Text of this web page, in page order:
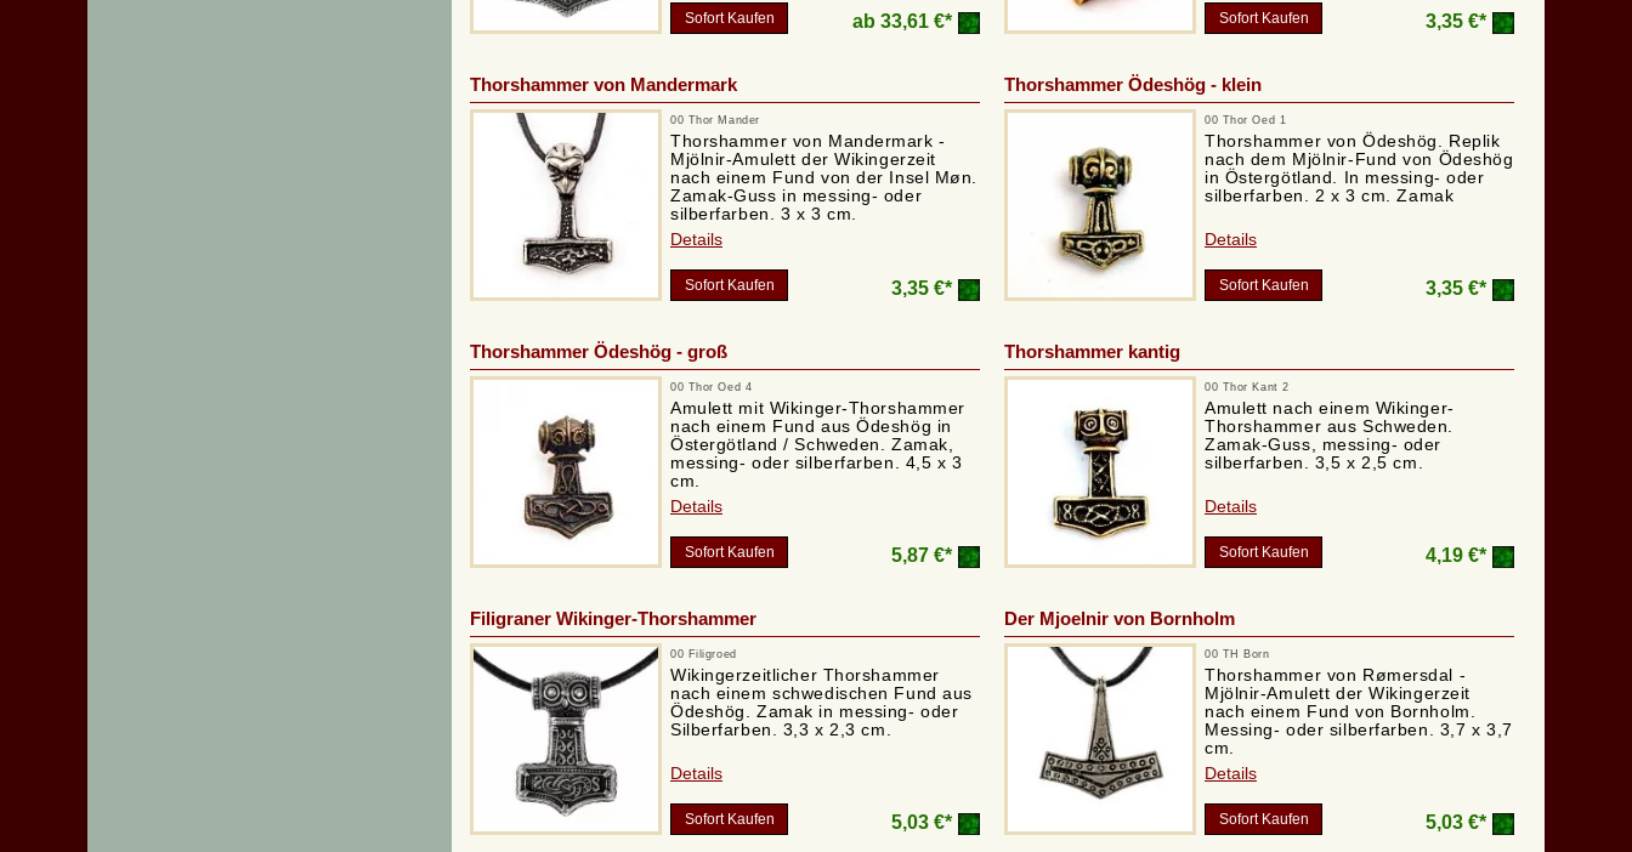
Sofort Kaufen ab 33,61 €* Sofort Kaufen 3,35 €*
Thorshammer von Mandermark
00 Thor Mander
Thorshammer von Mandermark -
Mjölnir-Amulett der Wikingerzeit
nach einem Fund von der Insel Møn.
Zamak-Guss in messing- oder
silberfarben. 3 x 3 cm.
Details
Sofort Kaufen 3,35 €*
Thorshammer Ödeshög - klein
00 Thor Oed 1
Thorshammer von Ödeshög. Replik
nach dem Mjölnir-Fund von Ödeshög
in Östergötland. In messing- oder
silberfarben. 2 x 3 cm. Zamak
Details
Sofort Kaufen 3,35 €*
Thorshammer Ödeshög - groß
00 Thor Oed 4
Amulett mit Wikinger-Thorshammer
nach einem Fund aus Ödeshög in
Östergötland / Schweden. Zamak,
messing- oder silberfarben. 4,5 x 3
cm.
Details
Sofort Kaufen 5,87 €*
Thorshammer kantig
00 Thor Kant 2
Amulett nach einem Wikinger-
Thorshammer aus Schweden.
Zamak-Guss, messing- oder
silberfarben. 3,5 x 2,5 cm.
Details
Sofort Kaufen 4,19 €*
Filigraner Wikinger-Thorshammer
00 Filigroed
Wikingerzeitlicher Thorshammer
nach einem schwedischen Fund aus
Ödeshög. Zamak in messing- oder
Silberfarben. 3,3 x 2,3 cm.
Details
Sofort Kaufen 5,03 €*
Der Mjoelnir von Bornholm
00 TH Born
Thorshammer von Rømersdal -
Mjölnir-Amulett der Wikingerzeit
nach einem Fund von Bornholm.
Messing- oder silberfarben. 3,7 x 3,7
cm.
Details
Sofort Kaufen 5,03 €*